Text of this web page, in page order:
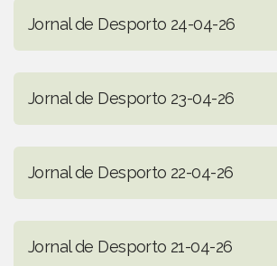
Jornal de Desporto 24-04-26
Jornal de Desporto 23-04-26
Jornal de Desporto 22-04-26
Jornal de Desporto 21-04-26